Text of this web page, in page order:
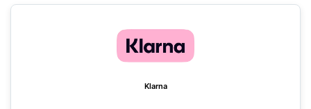
Klarna